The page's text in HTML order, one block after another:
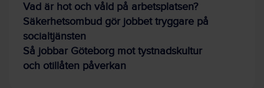
Vad är hot och våld på arbetsplatsen?
Säkerhetsombud gör jobbet tryggare på
socialtjänsten
Så jobbar Göteborg mot tystnadskultur
och otillåten påverkan